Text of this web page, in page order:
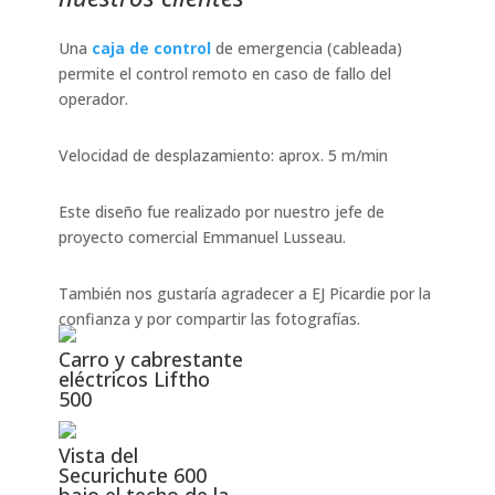
Una caja de controlde emergencia (cableada)
permite el control remoto en caso de fallo del
operador.
Velocidad de desplazamiento: aprox. 5 m/min
Este diseño fue realizado por nuestro jefe de
proyecto comercial Emmanuel Lusseau.
También nos gustaría agradecer a EJ Picardie por la
confianza y por compartir las fotografías.
Carro y cabrestante
eléctricos Liftho
500
Vista del
Securichute 600